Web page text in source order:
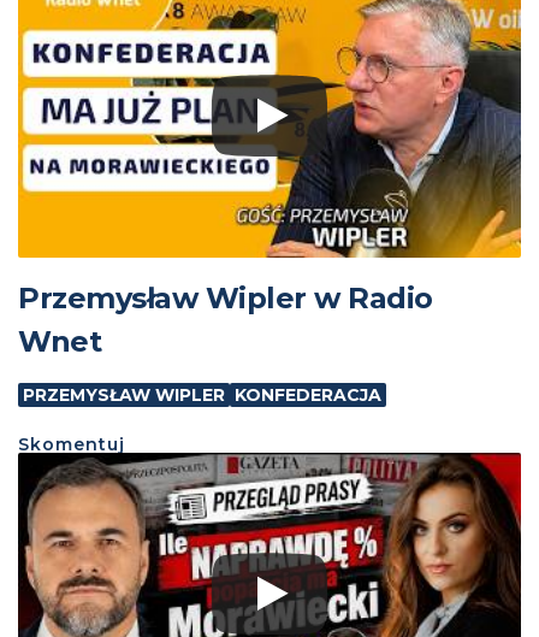
Przemysław Wipler w Radio
Wnet
PRZEMYSŁAW WIPLER KONFEDERACJA
Skomentuj